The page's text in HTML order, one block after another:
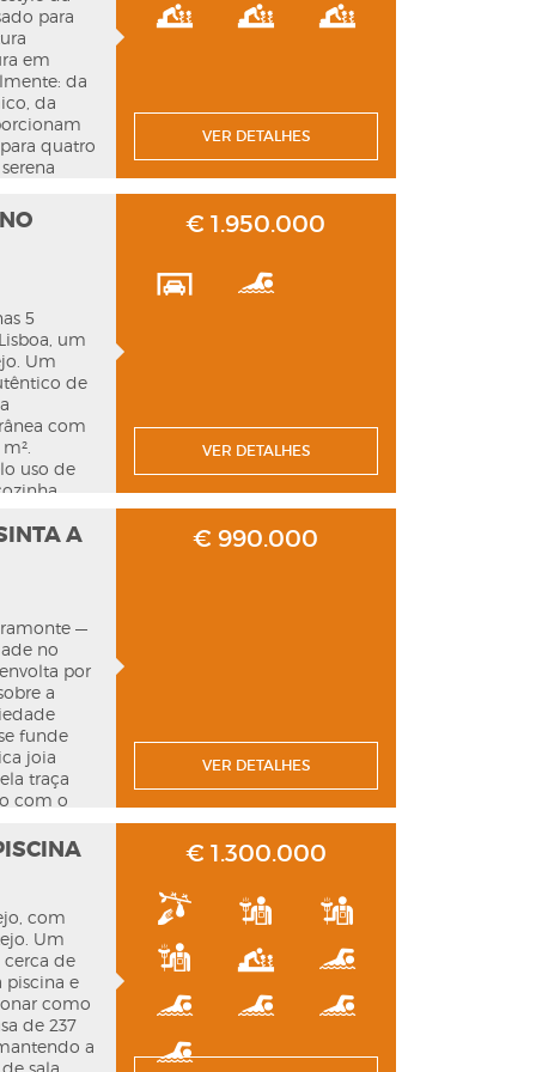
de
para
em
da
da
quatro
o
o seu
VER DETALHES
5
um
Um
de
com
uso de
No
uma
e
serviço
dedicação
únicas
€ 1.950.000
VER DETALHES
A
—
no
por
a
funde
joia
traça
com o
m²,
e
moradia
ou
o
e
alma
€ 990.000
VER DETALHES
com
Um
cerca de
piscina e
como
de 237
a
sala
€ 1.300.000